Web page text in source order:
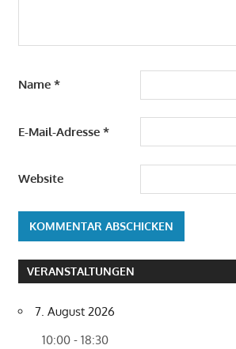
Name *
E-Mail-Adresse *
Website
VERANSTALTUNGEN
7. August 2026
10:00 - 18:30